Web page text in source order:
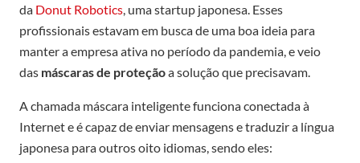
da Donut Robotics , uma startup japonesa. Esses
profissionais estavam em busca de uma boa ideia para
manter a empresa ativa no período da pandemia, e veio
das máscaras de proteçãoa solução que precisavam.
A chamada máscara inteligente funciona conectada à
Internet e é capaz de enviar mensagens e traduzir a língua
japonesa para outros oito idiomas, sendo eles: